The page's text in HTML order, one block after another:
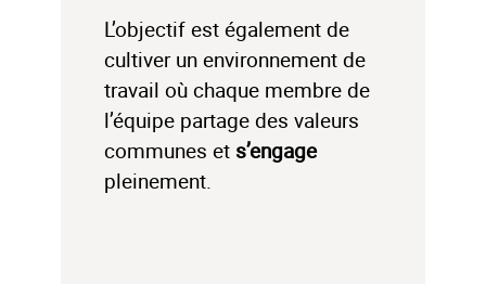
L’objectif est également de
cultiver un environnement de
travail où chaque membre de
l’équipe partage des valeurs
communes et s’engage
pleinement.